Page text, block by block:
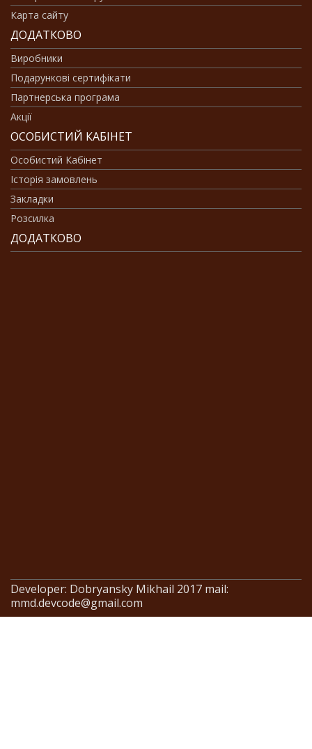
Карта сайту
ДОДАТКОВО
Виробники
Подарункові сертифікати
Партнерська програма
Акції
ОСОБИСТИЙ КАБІНЕТ
Особистий Кабінет
Історія замовлень
Закладки
Розсилка
ДОДАТКОВО
Developer: Dobryansky Mikhail 2017 mail:
mmd.devcode@gmail.com